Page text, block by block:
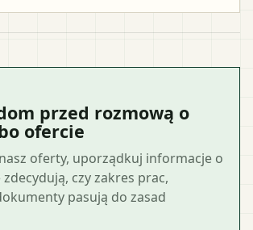
przed rozmową o
ofercie
oferty, uporządkuj informacje o
czy zakres prac,
pasują do zasad